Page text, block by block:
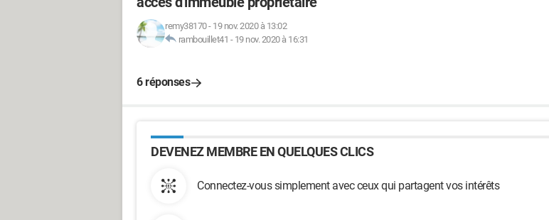
remy38170- 19 nov. 2020 à 13:02
rambouillet41 - 19 nov. 2020 à 16:31
6 réponses
DEVENEZ MEMBRE EN QUELQUES CLICS
Connectez-vous simplement avec ceux qui partagent vos intérêts